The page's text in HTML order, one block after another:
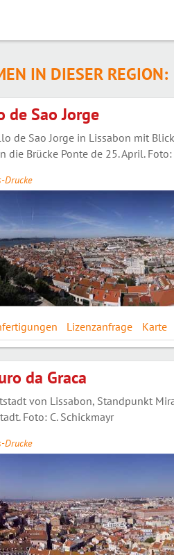
IN DIESER REGION:
de Sao Jorge
de Sao Jorge in Lissabon mit
die Brücke Ponte de 25. April. Foto:
Drucke
Lizenzanfrage Karte
da Graca
von Lissabon, Standpunkt
Foto: C. Schickmayr
Drucke